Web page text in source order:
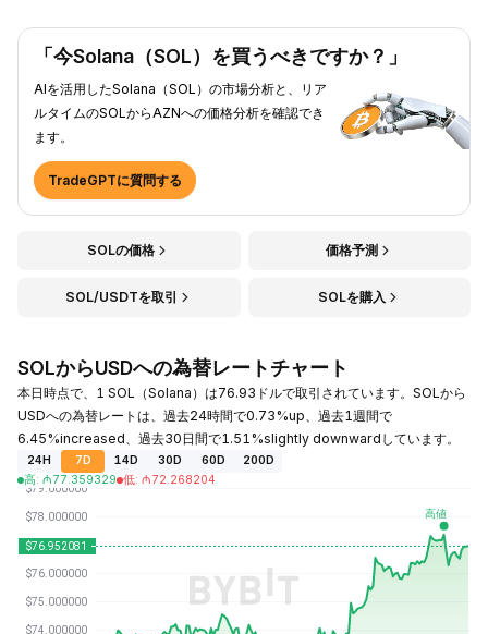
「今Solana（SOL）を買うべきですか？」
AIを活用したSolana（SOL）の市場分析と、リア
ルタイムのSOLからAZNへの価格分析を確認でき
ます。
TradeGPTに質問する
SOLの価格 価格予測
SOL/USDTを取引 SOLを購入
SOLからUSDへの為替レートチャート
本日時点で、1 SOL（Solana）は76.93ドルで取引されています。SOLから
USDへの為替レートは、過去24時間で0.73%up、過去1週間で
6.45%increased、過去30日間で1.51%slightly downwardしています。
24H 7D 14D 30D 60D
200D
高: ₼77.359329 低: ₼72.268204